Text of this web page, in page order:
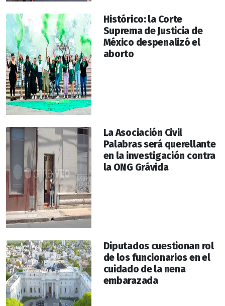
Histórico: la Corte
Suprema de Justicia de
México despenalizó el
aborto
La Asociación Civil
Palabras será querellante
en la investigación contra
la ONG Grávida
Diputados cuestionan rol
de los funcionarios en el
cuidado de la nena
embarazada